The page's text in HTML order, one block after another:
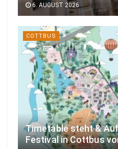
6. AUGUST 2026
COTTBUS
Timetable steht &
Festival in Cottbus